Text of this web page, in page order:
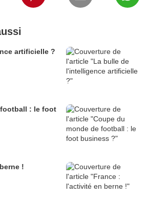
artificielle ?
: le foot
!